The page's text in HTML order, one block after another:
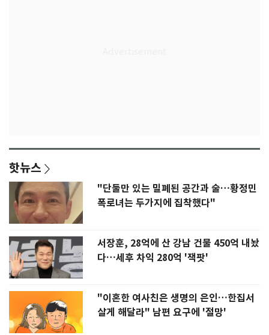
핫뉴스
"단둘만 있는 밀폐된 공간과 술…황정민
폭로녀는 두가지에 집착했다"
서장훈, 28억에 산 강남 건물 450억 내놨
다…세후 차익 280억 '잭팟'
"이혼한 여사친은 생명의 은인…한집서
살게 해달라" 남편 요구에 '절망'